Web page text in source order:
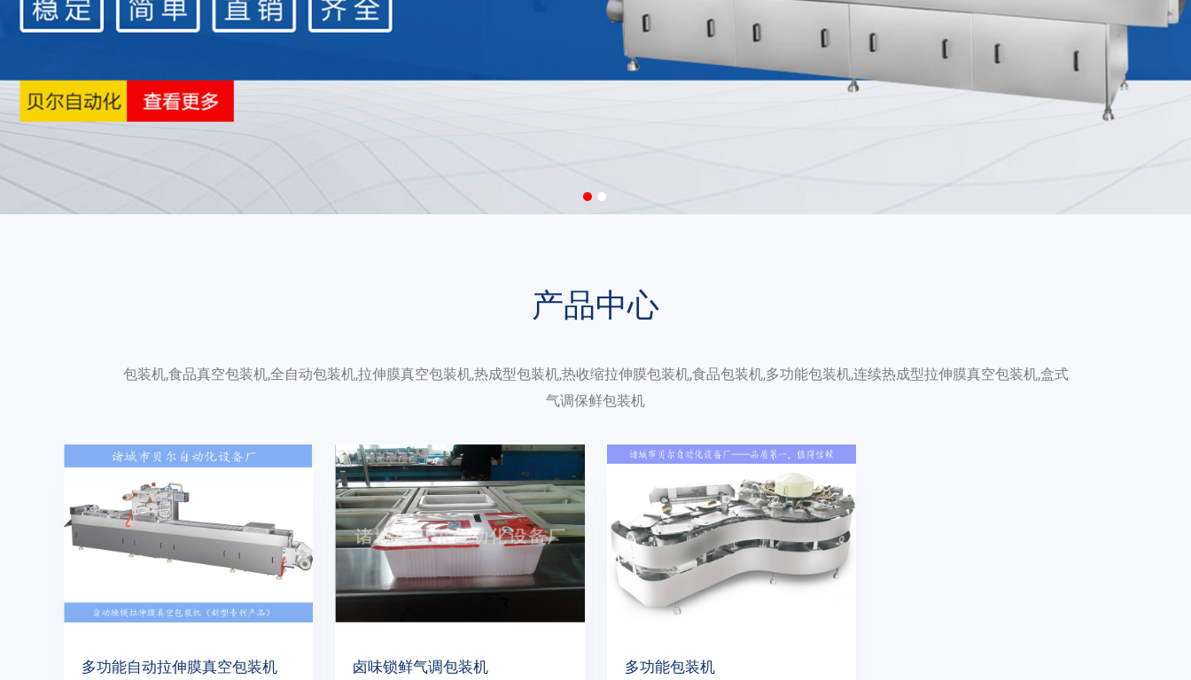
产品中心
包装机,食品真空包装机,全自动包装机,拉伸膜真空包装机,热成型包装机,热收缩拉伸膜包装机,食品包装机,多功能包装机,连续热成型拉伸膜真空包装机,盒式
气调保鲜包装机
多功能自动拉伸膜真空包装机 卤味锁鲜气调包装机 多功能包装机